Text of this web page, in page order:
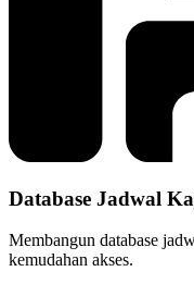
Database Jadwal
Membangun database
kemudahan akses.